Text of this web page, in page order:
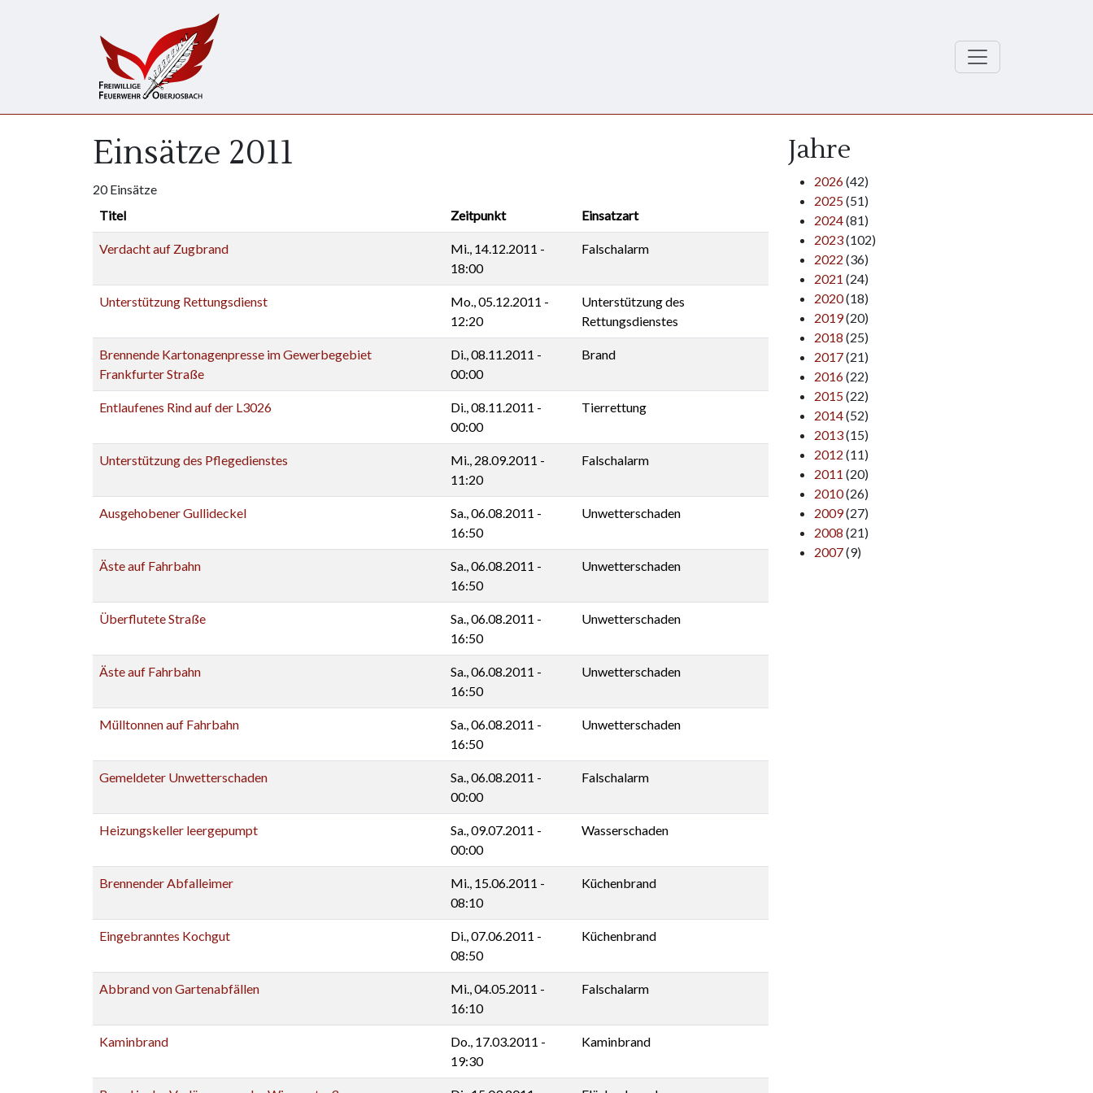
Einsätze 2011
20 Einsätze
Titel
Zeitpunkt Einsatzart
Verdacht auf Zugbrand
Mi., 14.12.2011 -
18:00
Falschalarm
Unterstützung Rettungsdienst
Mo., 05.12.2011 -
12:20
Unterstützung des
Rettungsdienstes
Brennende Kartonagenpresse im Gewerbegebiet
Frankfurter Straße
Di., 08.11.2011 -
00:00
Brand
Entlaufenes Rind auf der L3026
Di., 08.11.2011 -
00:00
Tierrettung
Unterstützung des Pflegedienstes
Mi., 28.09.2011 -
11:20
Falschalarm
Ausgehobener Gullideckel
Sa., 06.08.2011 -
16:50
Unwetterschaden
Äste auf Fahrbahn
Sa., 06.08.2011 -
16:50
Unwetterschaden
Überflutete Straße
Sa., 06.08.2011 -
16:50
Unwetterschaden
Äste auf Fahrbahn
Sa., 06.08.2011 -
16:50
Unwetterschaden
Mülltonnen auf Fahrbahn
Sa., 06.08.2011 -
16:50
Unwetterschaden
Gemeldeter Unwetterschaden
Sa., 06.08.2011 -
00:00
Falschalarm
Heizungskeller leergepumpt
Sa., 09.07.2011 -
00:00
Wasserschaden
Brennender Abfalleimer
Mi., 15.06.2011 -
08:10
Küchenbrand
Eingebranntes Kochgut
Di., 07.06.2011 -
08:50
Küchenbrand
Abbrand von Gartenabfällen
Mi., 04.05.2011 -
16:10
Falschalarm
Kaminbrand
Do., 17.03.2011 -
19:30
Kaminbrand
Jahre
2026(42)
2025(51)
2024(81)
2023(102)
2022 (36)
2021 (24)
2020(18)
2019(20)
2018 (25)
2017(21)
2016(22)
2015(22)
2014(52)
2013(15)
2012 (11)
2011 (20)
2010(26)
2009(27)
2008 (21)
2007(9)